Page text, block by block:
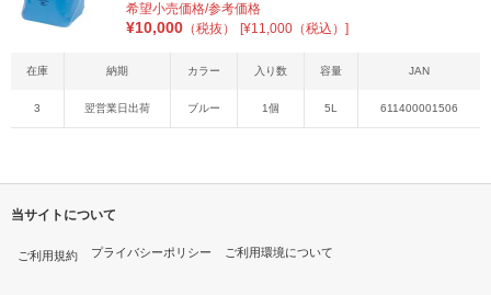
希望小売価格/参考価格
¥10,000 （税抜） [¥11,000（税込）]
在庫 納期 カラー 入り数 容量 JAN
3 翌営業日出荷 ブルー 1個 5L 611400001506
当サイトについて
ご利用規約 プライバシーポリシー ご利用環境について